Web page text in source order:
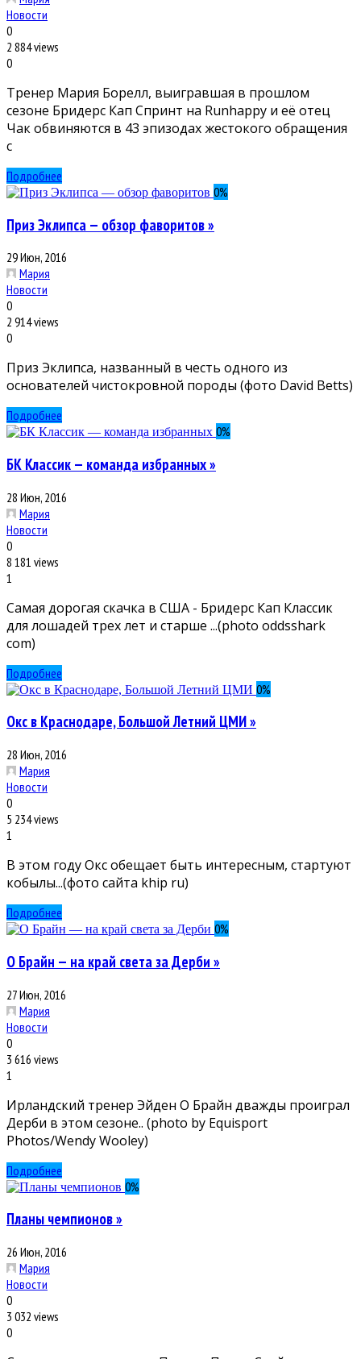
Новости
0
2 884 views
0
Тренер Мария Борелл, выигравшая в прошлом
сезоне Бридерс Кап Спринт на Runhappy и её отец
Чак обвиняются в 43 эпизодах жестокого обращения
с
Подробнее
0%
Приз Эклипса — обзор фаворитов »
29 Июн, 2016
Мария
Новости
0
2 914 views
0
Приз Эклипса, названный в честь одного из
основателей чистокровной породы (фото David Betts)
Подробнее
0%
БК Классик — команда избранных »
28 Июн, 2016
Мария
Новости
0
8 181 views
1
Самая дорогая скачка в США - Бридерс Кап Классик
для лошадей трех лет и старше ...(photo oddsshark
com)
Подробнее
0%
Окс в Краснодаре, Большой Летний ЦМИ »
28 Июн, 2016
Мария
Новости
0
5 234 views
1
В этом году Окс обещает быть интересным, стартуют
кобылы...(фото сайта khip ru)
Подробнее
0%
О Брайн — на край света за Дерби »
27 Июн, 2016
Мария
Новости
0
3 616 views
1
Ирландский тренер Эйден О Брайн дважды проиграл
Дерби в этом сезоне.. (photo by Equisport
Photos/Wendy Wooley)
Подробнее
0%
Планы чемпионов »
26 Июн, 2016
Мария
Новости
0
3 032 views
0